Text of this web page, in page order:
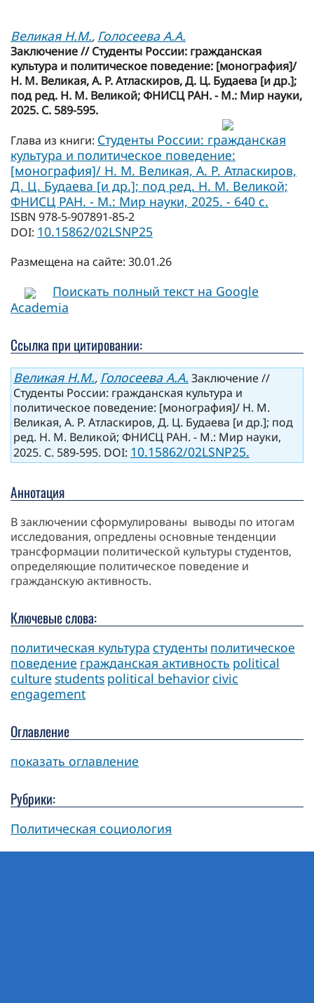
Великая Н.М., Голосеева А.А.
Заключение // Студенты России: гражданская
культура и политическое поведение: [монография]/
Н. М. Великая, А. Р. Атласкиров, Д. Ц. Будаева [и др.];
под ред. Н. М. Великой; ФНИСЦ РАН. - М.: Мир науки,
2025. С. 589-595.
Глава из книги: Студенты России: гражданская
культура и политическое поведение:
[монография]/ Н. М. Великая, А. Р. Атласкиров,
Д. Ц. Будаева [и др.]; под ред. Н. М. Великой;
ФНИСЦ РАН. - М.: Мир науки, 2025. - 640 с.
ISBN 978-5-907891-85-2
DOI: 10.15862/02LSNP25
Размещена на сайте: 30.01.26
Поискать полный текст на Google
Academia
Ссылка при цитировании:
Великая Н.М., Голосеева А.А. Заключение //
Студенты России: гражданская культура и
политическое поведение: [монография]/ Н. М.
Великая, А. Р. Атласкиров, Д. Ц. Будаева [и др.]; под
ред. Н. М. Великой; ФНИСЦ РАН. - М.: Мир науки,
2025. С. 589-595. DOI: 10.15862/02LSNP25.
Аннотация
В заключении сформулированы выводы по итогам
исследования, опредлены основные тенденции
трансформации политической культуры студентов,
определяющие политическое поведение и
гражданскую активность.
Ключевые слова:
политическая культура студенты политическое
поведение гражданская активность political
culture students political behavior civic
engagement
Оглавление
показать оглавление
Рубрики:
Политическая социология